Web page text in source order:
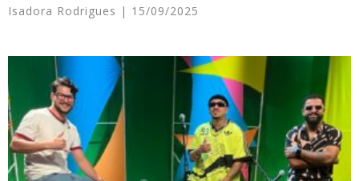
Isadora Rodrigues 15/09/2025